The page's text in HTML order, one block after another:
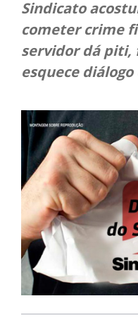
Sindicato
cometer crime
servidor dá piti,
esquece